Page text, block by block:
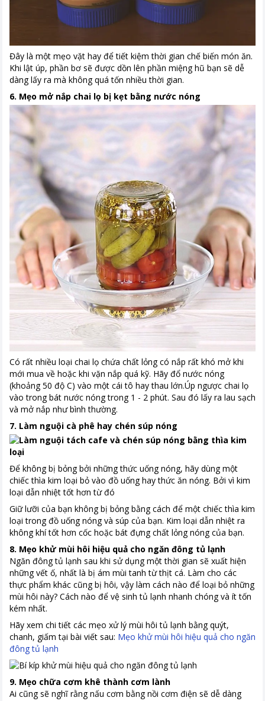
Đây là một mẹo vặt hay để tiết kiệm thời gian chế biến món ăn.
Khi lật úp, phần bơ sẽ được dồn lên phần miệng hũ bạn sẽ dễ
dàng lấy ra mà không quá tốn nhiều thời gian.
6. Mẹo mở nắp chai lọ bị kẹt bằng nước nóng
Có rất nhiều loại chai lọ chứa chất lỏng có nắp rất khó mở khi
mới mua về hoặc khi vặn nắp quá kỹ. Hãy đổ nước nóng
(khoảng 50 độ C) vào một cái tô hay thau lớn.Úp ngược chai lọ
vào trong bát nước nóng trong 1 - 2 phút. Sau đó lấy ra lau sạch
và mở nắp như bình thường.
7. Làm nguội cà phê hay chén súp nóng
Để không bị bỏng bởi những thức uống nóng, hãy dùng một
chiếc thìa kim loại bỏ vào đồ uống hay thức ăn nóng. Bởi vì kim
loại dẫn nhiệt tốt hơn từ đó
Giữ lưỡi của bạn không bị bỏng bằng cách để một chiếc thìa kim
loại trong đồ uống nóng và súp của bạn. Kim loại dẫn nhiệt ra
không khí tốt hơn cốc hoặc bát đựng chất lỏng nóng của bạn.
8. Mẹo khử mùi hôi hiệu quả cho ngăn đông tủ lạnh
Ngăn đông tủ lạnh sau khi sử dụng một thời gian sẽ xuất hiện
những vết ố, nhất là bị ám mùi tanh từ thịt cá. Làm cho các
thực phẩm khác cũng bị hôi, vậy làm cách nào để loại bỏ những
mùi hôi này? Cách nào để vệ sinh tủ lạnh nhanh chóng và ít tốn
kém nhất.
Hãy xem chi tiết các mẹo xử lý mùi hôi tủ lạnh bằng quýt,
chanh, giấm tại bài viết sau: Mẹo khử mùi hôi hiệu quả cho ngăn
đông tủ lạnh
9. Mẹo chữa cơm khê thành cơm lành
Ai cũng sẽ nghĩ rằng nấu cơm bằng nồi cơm điện sẽ dễ dàng